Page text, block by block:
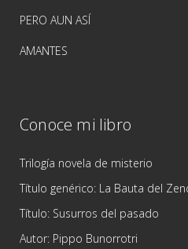
PERO AUN ASÍ
AMANTES
Conoce mi libro
Trilogía novela de misterio
Título genérico: La Bauta del
Título: Susurros del pasado
Autor: Pippo Bunorrotri